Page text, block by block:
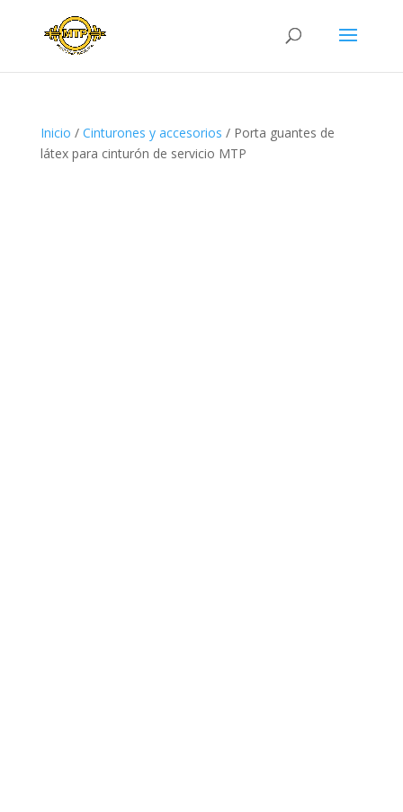
Inicio / Cinturones y accesorios / Porta guantes de
látex para cinturón de servicio MTP